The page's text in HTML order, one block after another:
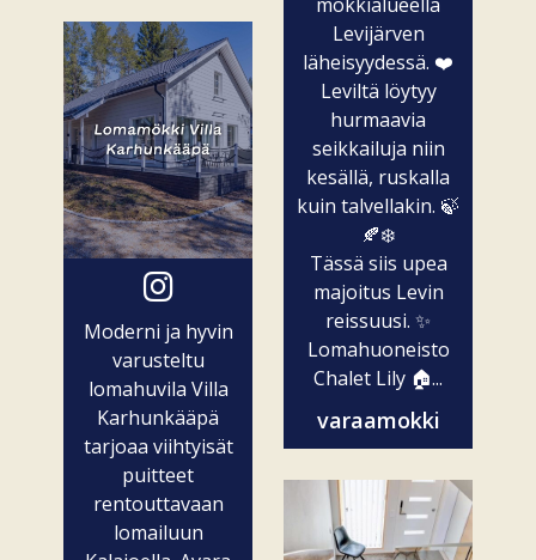
Moderni ja hyvin
varusteltu
lomahuvila Villa
Karhunkääpä
tarjoaa viihtyisät
puitteet
rentouttavaan
lomailuun
Levijärven
läheisyydessä. ❤️
Leviltä löytyy
hurmaavia
seikkailuja niin
kesällä, ruskalla
kuin talvellakin. 🍃
🍂❄️
Tässä siis upea
majoitus Levin
reissuusi. ✨
Lomahuoneisto
Chalet Lily 🏠...
varaamokki